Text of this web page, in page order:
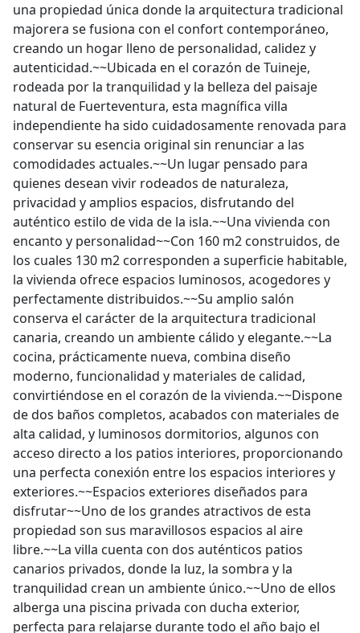
una propiedad única donde la arquitectura tradicional
majorera se fusiona con el confort contemporáneo,
creando un hogar lleno de personalidad, calidez y
autenticidad.~~Ubicada en el corazón de Tuineje,
rodeada por la tranquilidad y la belleza del paisaje
natural de Fuerteventura, esta magnífica villa
independiente ha sido cuidadosamente renovada para
conservar su esencia original sin renunciar a las
comodidades actuales.~~Un lugar pensado para
quienes desean vivir rodeados de naturaleza,
privacidad y amplios espacios, disfrutando del
auténtico estilo de vida de la isla.~~Una vivienda con
encanto y personalidad~~Con 160 m2 construidos, de
los cuales 130 m2 corresponden a superficie habitable,
la vivienda ofrece espacios luminosos, acogedores y
perfectamente distribuidos.~~Su amplio salón
conserva el carácter de la arquitectura tradicional
canaria, creando un ambiente cálido y elegante.~~La
cocina, prácticamente nueva, combina diseño
moderno, funcionalidad y materiales de calidad,
convirtiéndose en el corazón de la vivienda.~~Dispone
de dos baños completos, acabados con materiales de
alta calidad, y luminosos dormitorios, algunos con
acceso directo a los patios interiores, proporcionando
una perfecta conexión entre los espacios interiores y
exteriores.~~Espacios exteriores diseñados para
disfrutar~~Uno de los grandes atractivos de esta
propiedad son sus maravillosos espacios al aire
libre.~~La villa cuenta con dos auténticos patios
canarios privados, donde la luz, la sombra y la
tranquilidad crean un ambiente único.~~Uno de ellos
alberga una piscina privada con ducha exterior,
perfecta para relajarse durante todo el año bajo el